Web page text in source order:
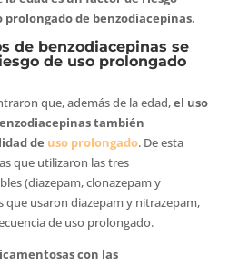
de benzodiacepinas.
de benzodiacepinas se
de uso prolongado
que, además de la edad,el uso
también
de uso prolongado. De esta
que utilizaron las tres
(diazepam, clonazepam y
que usaron diazepam y nitrazepam,
de uso prolongado.
con las